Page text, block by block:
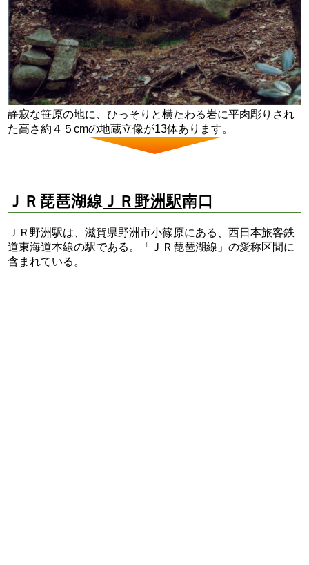
静寂な笹原の地に、ひっそりと横たわる岩に平肉彫りされ
た高さ約４５cmの地蔵立像が13体あります。
ＪＲ琵琶湖線 ＪＲ野洲駅南口
ＪＲ野洲駅は、滋賀県野洲市小篠原にある、西日本旅客鉄
道東海道本線の駅である。「ＪＲ琵琶湖線」の愛称区間に
含まれている。